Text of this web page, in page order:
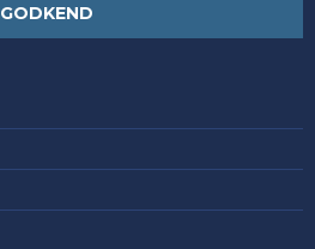
GODKEND